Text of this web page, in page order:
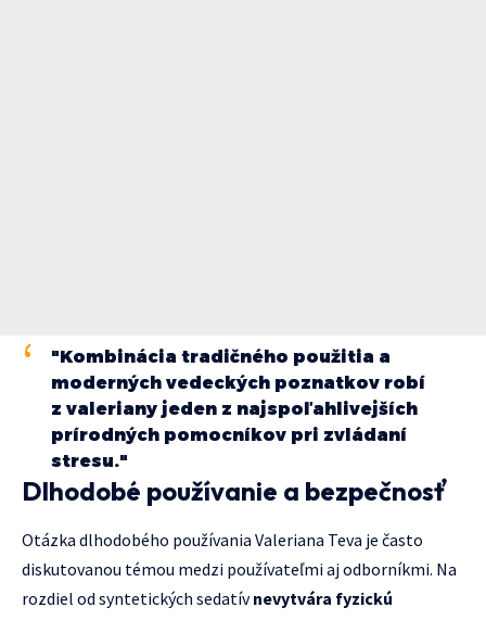
"Kombinácia tradičného použitia a
moderných vedeckých poznatkov robí
z valeriany jeden z najspoľahlivejších
prírodných pomocníkov pri zvládaní
stresu."
Dlhodobé používanie a bezpečnosť
Otázka dlhodobého používania Valeriana Teva je často
diskutovanou témou medzi používateľmi aj odborníkmi. Na
rozdiel od syntetických sedatívnevytvára fyzickú